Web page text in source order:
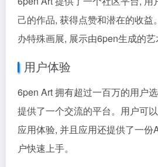
己的作品, 获得点赞和潜在的收益
办特殊画展, 展示由6pen生成的艺
用户体验
6pen Art 拥有超过一百万的用户
提供了一个交流的平台。用户可
应用体验, 并且应用还提供了一份
户快速上手。